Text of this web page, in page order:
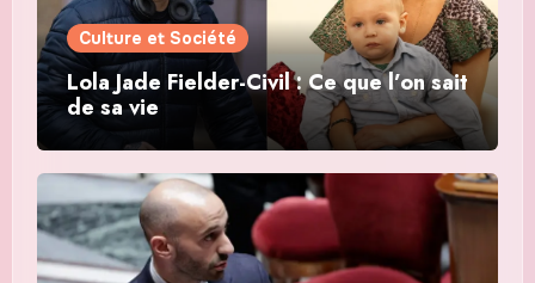
Culture et Société
Lola Jade Fielder-Civil : Ce que l’on sait
de sa vie